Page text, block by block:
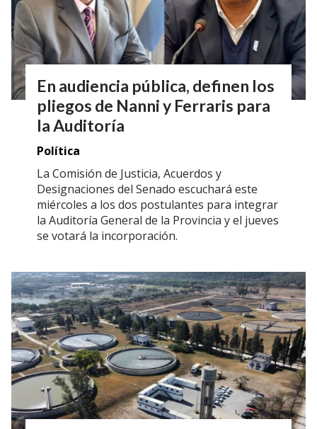
En audiencia pública, definen los
pliegos de Nanni y Ferraris para
la Auditoría
Política
La Comisión de Justicia, Acuerdos y
Designaciones del Senado escuchará este
miércoles a los dos postulantes para integrar
la Auditoría General de la Provincia y el jueves
se votará la incorporación.